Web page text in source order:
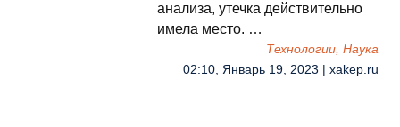
анализа, утечка действительно
имела место. …
Технологии, Наука
02:10, Январь 19, 2023 | xakep.ru